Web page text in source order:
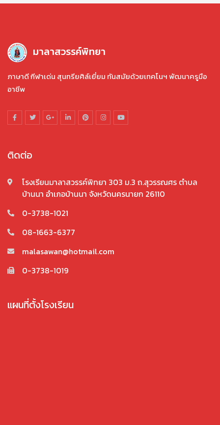
มาลาสวรรค์พิทยา
ภาษาดี กีฬาเด่น สุนทรียศิล์เยี่ยม ทันสมัยด้วยเทคโนฯ พัฒนาครูมือ
อาชีพ
ติดต่อ
โรงเรียนมาลาสวรรค์พิทยา 303 ม.3 ถ.สุวรรณศร ตำบล
บ้านนา อำเภอบ้านนา จังหวัดนครนายก 26110
0-3738-1021
08-1663-6377
malasawan@hotmail.com
0-3738-1019
แผนที่ตั้งโรงเรียน